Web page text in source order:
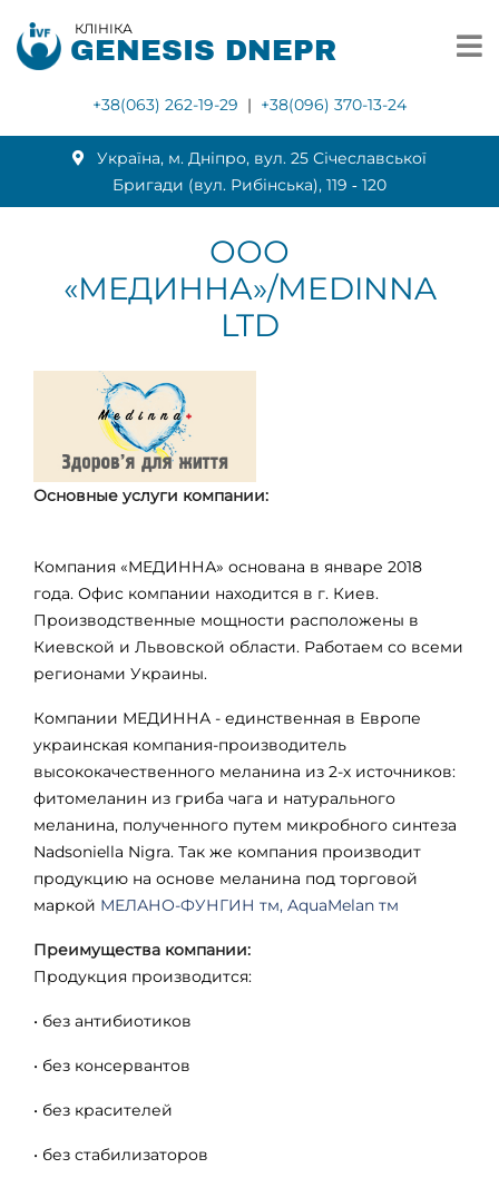
КЛІНІКА
GENESIS DNEPR
+38(063) 262-19-29 | +38(096) 370-13-24
Українa, м. Дніпро, вул. 25 Січеславської
Бригади (вул. Рибінська), 119 ‑ 120
ООО
«МЕДИННА»/MEDINNA
LTD
Основные услуги компании:
Компания «МЕДИННА» основана в январе 2018
года. Офис компании находится в г. Киев.
Производственные мощности расположены в
Киевской и Львовской области. Работаем со всеми
регионами Украины.
Компании МЕДИННА - единственная в Европе
украинская компания-производитель
высококачественного меланина из 2-х источников:
фитомеланин из гриба чага и натурального
меланина, полученного путем микробного синтеза
Nadsoniella Nigra. Так же компания производит
продукцию на основе меланина под торговой
маркой МЕЛАНО-ФУНГИН тм, AquaMelan тм
Преимущества компании:
Продукция производится:
• без антибиотиков
• без консервантов
• без красителей
• без стабилизаторов